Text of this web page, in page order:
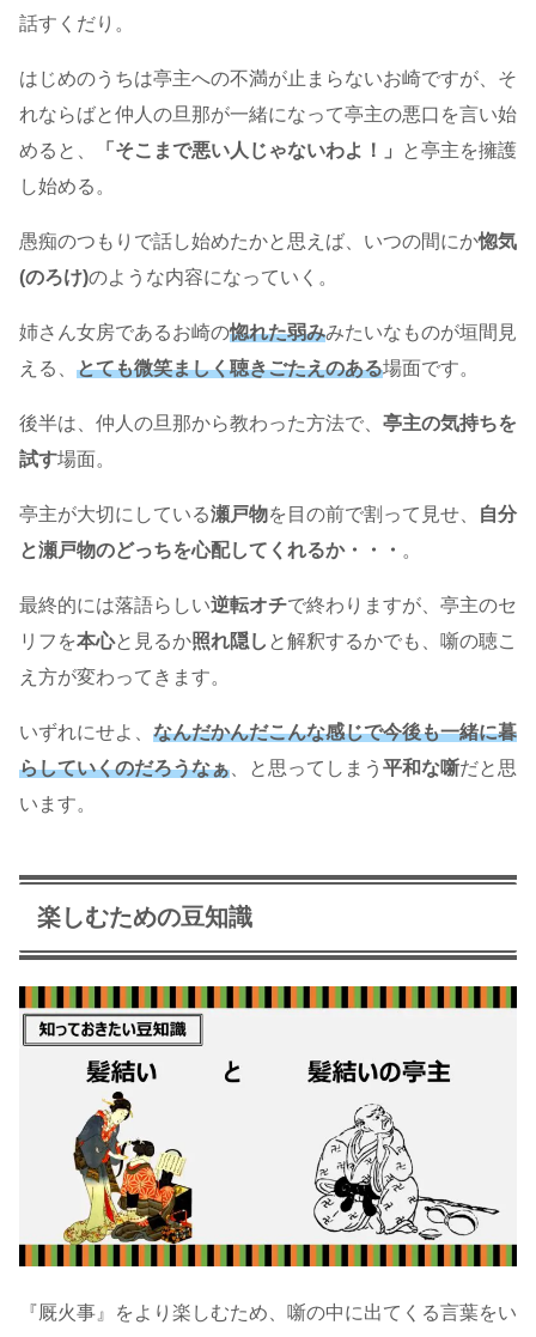
話すくだり。
はじめのうちは亭主への不満が止まらないお崎ですが、そ
れならばと仲人の旦那が一緒になって亭主の悪口を言い始
めると、
「そこまで悪い人じゃないわよ！」
と亭主を擁護
し始める。
愚痴のつもりで話し始めたかと思えば、いつの間にか惚気
(のろけ)のような内容になっていく。
姉さん女房であるお崎の惚れた弱みみたいなものが垣間見
える、 とても微笑ましく聴きごたえのある場面です。
後半は、仲人の旦那から教わった方法で、 亭主の気持ちを
試す場面。
亭主が大切にしている瀬戸物を目の前で割って見せ、
自分
と瀬戸物のどっちを心配してくれるか・・・ 。
最終的には落語らしい逆転オチで終わりますが、亭主のセ
リフを本心と見るか照れ隠し と解釈するかでも、噺の聴こ
え方が変わってきます。
いずれにせよ、 なんだかんだこんな感じで今後も一緒に暮
らしていくのだろうなぁ 、と思ってしまう 平和な噺だと思
います。
楽しむための豆知識
『厩火事』をより楽しむため、噺の中に出てくる言葉をい